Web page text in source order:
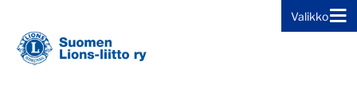
Valikko